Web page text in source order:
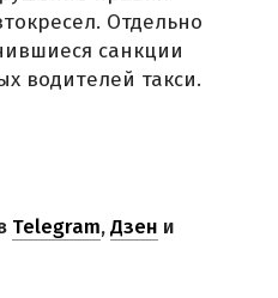
Отдельно
санкции
водителей такси.
Telegram,Дзен и